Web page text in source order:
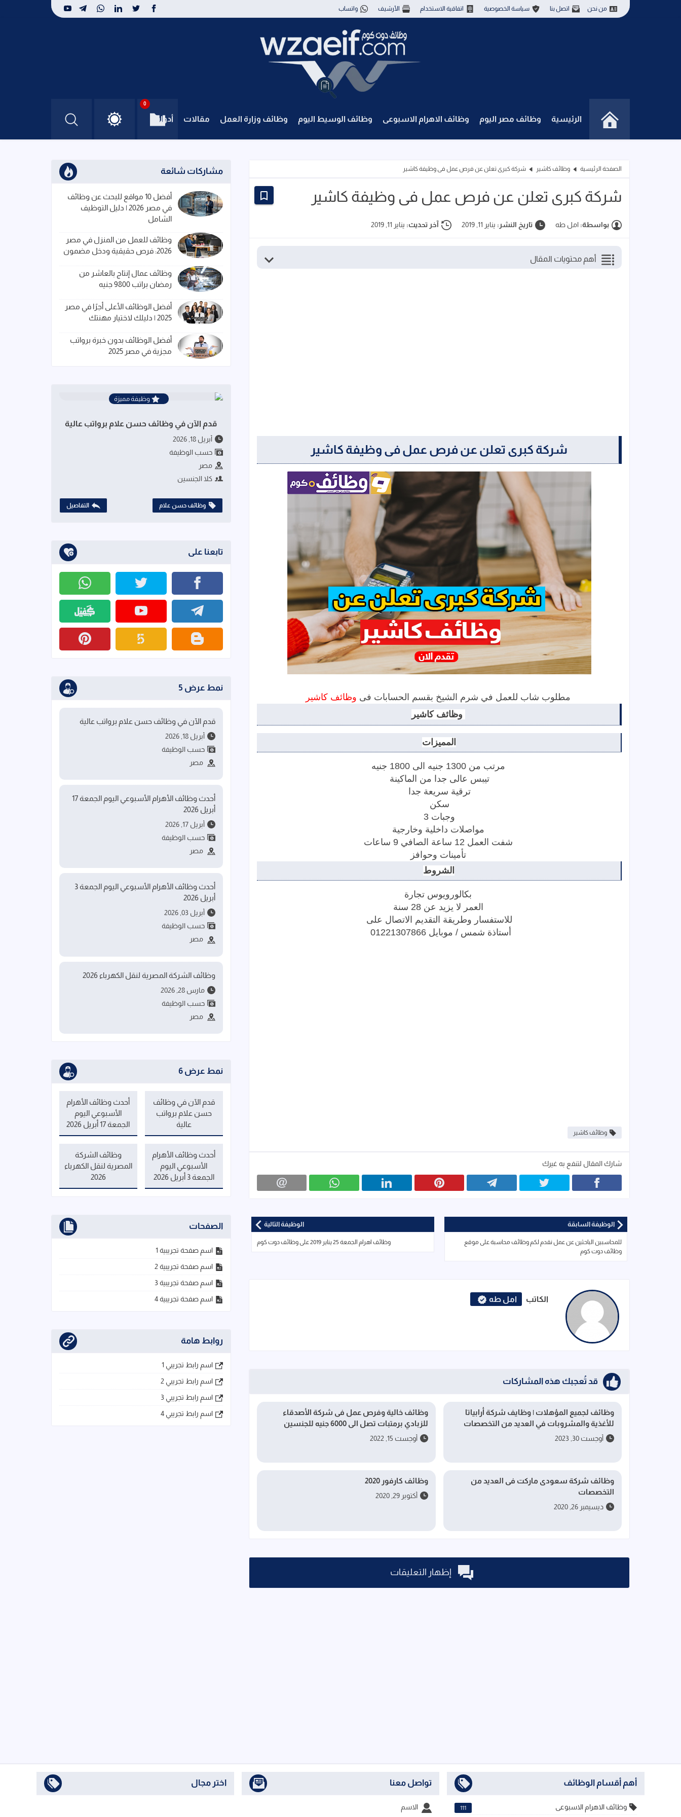
من نحن اتصل بنا سياسة الخصوصية اتفاقية الاستخدام الأرشيف واتساب
الرئيسية وظائف مصر اليوم وظائف الاهرام الاسبوعى وظائف الوسيط اليوم وظائف وزارة العمل مقالات أدوات
0
الصفحة الرئيسية وظائف كاشير شركة كبرى تعلن عن فرص عمل فى وظيفة كاشير
شركة كبرى تعلن عن فرص عمل فى وظيفة كاشير
بواسطة: امل طه تاريخ النشر: يناير 11, 2019 آخر تحديث: يناير 11, 2019
أهم محتويات المقال
شركة كبرى تعلن عن فرص عمل فى وظيفة كاشير
مطلوب شاب للعمل في شرم الشيخ بقسم الحسابات فى وظائف كاشير
المميزات
تيبس عالى جدا من الماكينة
ترقية سريعة جدا
وجبات 3
تأمينات وحوافز
الشروط
للاستفسار وطريقة التقديم الاتصال على
أستاذة شمس​ / موبايل 01221307866
وظائف كاشير
شارك المقال لتنفع به غيرك
الوظيفة التالية
وظائف اهرام الجمعة 25 يناير 2019 على وظائف دوت كوم
الوظيفة السابقة
للمحاسبين الباحثين عن عمل نقدم لكم وظائف محاسبة على موقع
وظائف دوت كوم
الكاتب امل طه
قد تُعجبك هذه المشاركات
وظائف لجميع المؤهلات | وظايف شركة أرابياتا
للأغذية والمشروبات في العديد من التخصصات
أوجست 30, 2023
وظائف خالية وفرص عمل فى شركة الأصدقاء
للزبادي برمتبات تصل الى 6000 جنيه للجنسين
أوجست 15, 2022
وظائف شركة سعودى ماركت فى العديد من
التخصصات
ديسيمبر 26, 2020
وظائف كارفور 2020
أكتوبر 29, 2020
إظهار التعليقات
مشاركات شائعة
أفضل 10 مواقع للبحث عن وظائف
في مصر 2026 | دليل التوظيف
الشامل
وظائف للعمل من المنزل في مصر
2026: فرص حقيقية ودخل مضمون
وظائف عمال إنتاج بالعاشر من
رمضان براتب 9800 جنيه
أفضل الوظائف الأعلى أجرًا في مصر
2025 | دليلك لاختيار مهنتك
أفضل الوظائف بدون خبرة برواتب
مجزية في مصر 2025
وظيفة مميزة
قدم الآن في وظائف حسن علام برواتب عالية
أبريل 18, 2026
حسب الوظيفة
مصر
كلا الجنسين
وظائف حسن علام التفاصيل
تابعنا على
نمط عرض 5
قدم الآن في وظائف حسن علام برواتب عالية
أبريل 18, 2026
حسب الوظيفة
مصر
أحدث وظائف الأهرام الأسبوعي اليوم الجمعة 17
أبريل 2026
أبريل 17, 2026
حسب الوظيفة
مصر
أحدث وظائف الأهرام الأسبوعي اليوم الجمعة 3
أبريل 2026
أبريل 03, 2026
حسب الوظيفة
مصر
وظائف الشركة المصرية لنقل الكهرباء 2026
مارس 28, 2026
حسب الوظيفة
مصر
نمط عرض 6
قدم الآن في وظائف
حسن علام برواتب
عالية
أحدث وظائف الأهرام
الأسبوعي اليوم
الجمعة 17 أبريل 2026
أحدث وظائف الأهرام
الأسبوعي اليوم
الجمعة 3 أبريل 2026
وظائف الشركة
المصرية لنقل الكهرباء
2026
الصفحات
اسم صفحة تجريبية 1
اسم صفحة تجريبية 2
اسم صفحة تجريبية 3
اسم صفحة تجريبية 4
روابط هامة
اسم رابط تجريبي 1
اسم رابط تجريبي 2
اسم رابط تجريبي 3
اسم رابط تجريبي 4
أهم أقسام الوظائف
وظائف الاهرام الاسبوعى 111
تواصل معنا
الاسم
اختر مجال